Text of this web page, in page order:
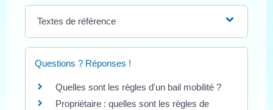
Textes de référence
Questions ? Réponses !
Quelles sont les règles d'un bail mobilité ?
Propriétaire : quelles sont les règles de